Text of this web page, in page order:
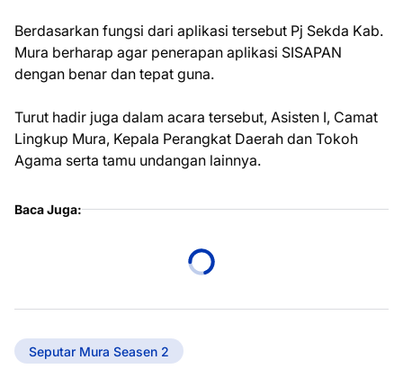
Berdasarkan fungsi dari aplikasi tersebut Pj Sekda Kab.
Mura berharap agar penerapan aplikasi SISAPAN
dengan benar dan tepat guna.
Turut hadir juga dalam acara tersebut, Asisten I, Camat
Lingkup Mura, Kepala Perangkat Daerah dan Tokoh
Agama serta tamu undangan lainnya.
Baca Juga:
Seputar Mura Seasen 2